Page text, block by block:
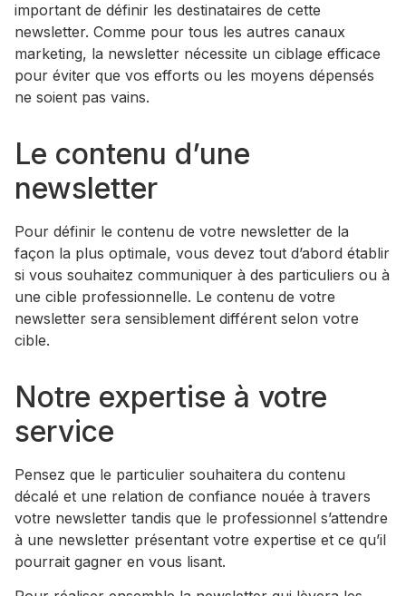
important de définir les destinataires de cette
newsletter. Comme pour tous les autres canaux
marketing, la newsletter nécessite un ciblage efficace
pour éviter que vos efforts ou les moyens dépensés
ne soient pas vains.
Le contenu d’une
newsletter
Pour définir le contenu de votre newsletter de la
façon la plus optimale, vous devez tout d’abord établir
si vous souhaitez communiquer à des particuliers ou à
une cible professionnelle. Le contenu de votre
newsletter sera sensiblement différent selon votre
cible.
Notre expertise à votre
service
Pensez que le particulier souhaitera du contenu
décalé et une relation de confiance nouée à travers
votre newsletter tandis que le professionnel s’attendre
à une newsletter présentant votre expertise et ce qu’il
pourrait gagner en vous lisant.